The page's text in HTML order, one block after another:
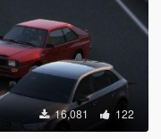
16,081 122